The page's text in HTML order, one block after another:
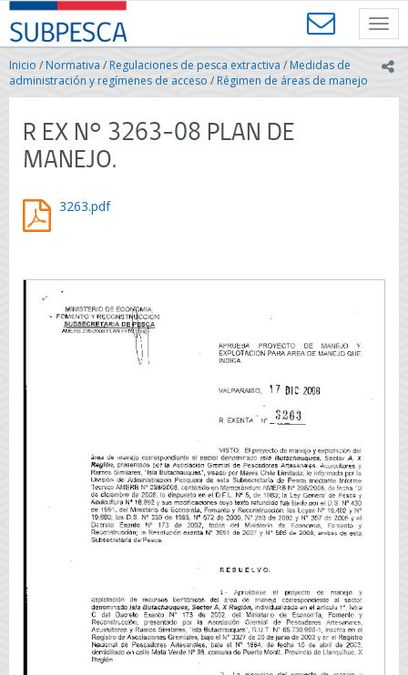
Contenido
principal
SUBPESCA
-
Subsecretaría
de
Pesca
Acuicultura
Gobierno
Chile
Inicio /Normativa / Regulaciones de pesca extractiva / Medidas de
administración y regímenes de acceso / Régimen de áreas de manejo
R EX N° 3263-08 PLAN DE
MANEJO.
3263.pdf